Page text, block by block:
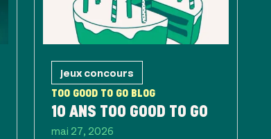
Jeux concours
TOO GOOD TO GO BLOG
10 ANS TOO GOOD TO GO
mai 27, 2026